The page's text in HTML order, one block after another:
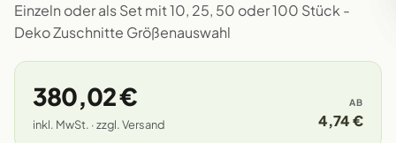
Einzeln oder als Set mit 10, 25, 50 oder 100 Stück -
Deko Zuschnitte Größenauswahl
380,02 €
inkl. MwSt. · zzgl. Versand
AB
4,74 €